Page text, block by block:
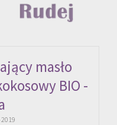
masło
BIO -